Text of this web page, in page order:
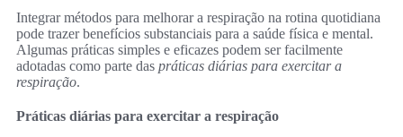
Integrar métodos para melhorar a respiração na rotina quotidiana
pode trazer benefícios substanciais para a saúde física e mental.
Algumas práticas simples e eficazes podem ser facilmente
adotadas como parte das práticas diárias para exercitar a
respiração.
Práticas diárias para exercitar a respiração